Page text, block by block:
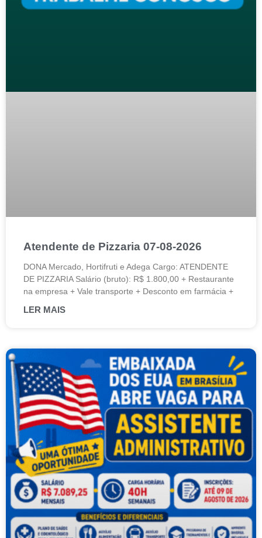
Atendente de Pizzaria 07-08-2026
DONA Mercado, Hortifruti e Adega Cargo: ATENDENTE
DE PIZZARIA Salário (bruto): R$ 1.800,00 + Restaurante
na empresa + Vale transporte + Desconto em farmácia +
LER MAIS